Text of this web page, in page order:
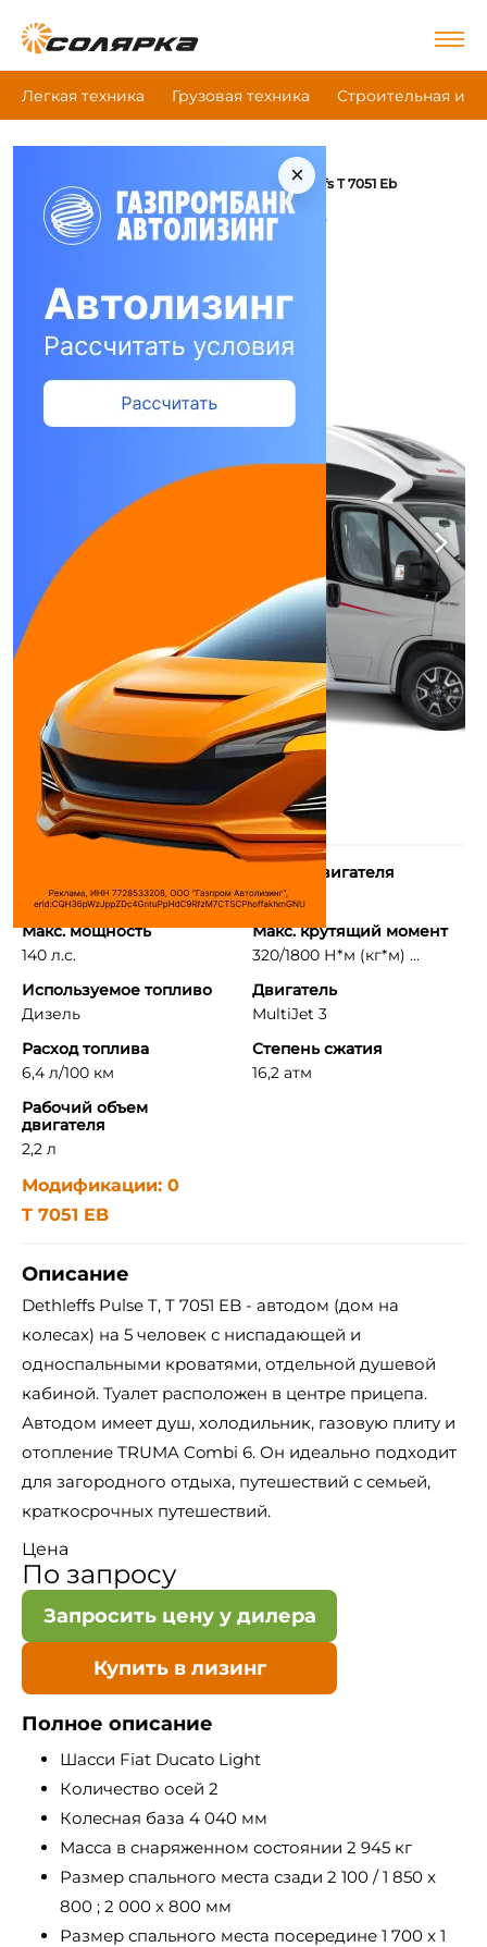
Легкая техника Грузовая техника Строительная и
×
Главная Dethleffs T 7051 Eb
Кэмпер Dethleffs T 7051 Eb
Объем двигателя
2188 см³
Макс. мощность
140 л.с.
Макс. крутящий момент
320/1800 Н*м (кг*м) ...
Используемое топливо
Дизель
Двигатель
MultiJet 3
Расход топлива
6,4 л/100 км
Степень сжатия
16,2 атм
Рабочий объем
двигателя
2,2 л
Модификации: 0
T 7051 EB
Описание
Dethleffs Pulse T, T 7051 EB - автодом (дом на
колесах) на 5 человек с ниспадающей и
односпальными кроватями, отдельной душевой
кабиной. Туалет расположен в центре прицепа.
Автодом имеет душ, холодильник, газовую плиту и
отопление TRUMA Combi 6. Он идеально подходит
для загородного отдыха, путешествий с семьей,
краткосрочных путешествий.
Цена
По запросу
Запросить цену у дилера
Купить в лизинг
Полное описание
Шасси Fiat Ducato Light
Количество осей 2
Колесная база 4 040 мм
Масса в снаряженном состоянии 2 945 кг
Размер спального места сзади 2 100 / 1 850 x
800 ; 2 000 x 800 мм
Размер спального места посередине 1 700 x 1